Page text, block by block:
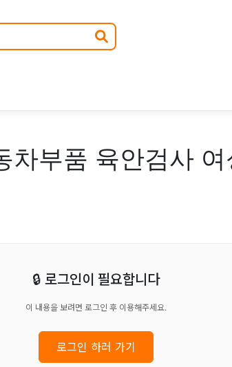
차부품 육안검사
🔒 로그인이 필요합니다
이 내용을 보려면 로그인 후 이용해주세요.
로그인 하러 가기